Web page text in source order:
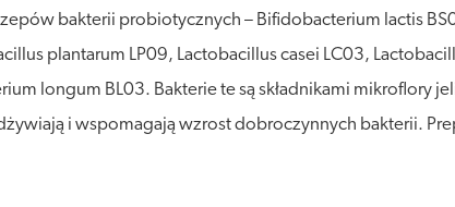
bakterii probiotycznych – Bifidobacterium lactis
plantarum LP09, Lactobacillus casei LC03,
longum BL03. Bakterie te są składnikami mikroflory
i wspomagają wzrost dobroczynnych bakterii.